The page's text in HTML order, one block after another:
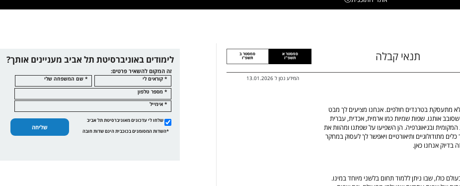
סמסטר א
תשפ"ז
סמסטר ב
תשפ"ו
המידע נכון ל 13.01.2026
תנאי קבלה
מתעסקת בטרנדים חולפים. אנחנו מציעים לך מבט
אותנו. שפות שמיות כמו ארמית, אכדית, עברית
ובגיאוגרפיה. הן השפיעו על שפתנו ומהוות את
מתודולוגיים ותיאורטיים ויאפשר לך לעסוק במחקר
בדיוק אנחנו כאן.
כולו, שבו ניתן ללמוד תחום בלשני מיוחד במינו.
לימודים באוניברסיטת תל אביב מעניינים אותך?
זה המקום להשאיר פרטים:
* קוראים לי
* שם המשפחה שלי
* מספר טלפון
* אימייל
שלחו לי עדכונים מאוניברסיטת תל אביב
שליחה
*השדות המסומנים בכוכבית הינם שדות חובה